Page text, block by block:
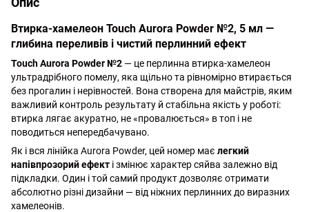
Втирка-хамелеон Touch Aurora Powder №2, 5 мл —
глибина переливів і чистий перлинний ефект
Touch Aurora Powder №2 — це перлинна втирка-хамелеон
ультрадрібного помелу, яка щільно та рівномірно втирається
без прогалин і нерівностей. Вона створена для майстрів, яким
важливий контроль результату й стабільна якість у роботі:
втирка лягає акуратно, не «провалюється» в топ і не
поводиться непередбачувано.
Як і вся лінійка Aurora Powder, цей номер має легкий
напівпрозорий ефект і змінює характер сяйва залежно від
підкладки. Один і той самий продукт дозволяє отримати
абсолютно різні дизайни — від ніжних перлинних до виразних
хамелеонів.